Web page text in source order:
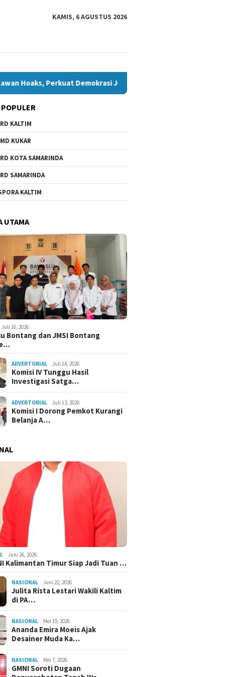
KAMIS, 6 AGUSTUS 2026
Perkuat Demokrasi Jelang Pemilu 2029
KALTIM
KUKAR
KOTA SAMARINDA
SAMARINDA
KALTIM
UTAMA
Juli 16, 2026
Bontang dan JMSI Bontang
ADVERTORIAL Juli 14, 2026
Komisi IV Tunggu Hasil
Investigasi Satga…
ADVERTORIAL Juli 13, 2026
Komisi I Dorong Pemkot Kurangi
Belanja A…
Juni 26, 2026
Kalimantan Timur Siap Jadi Tuan …
NASIONAL Juni 22, 2026
Julita Rista Lestari Wakili Kaltim
di PA…
NASIONAL Mei 19, 2026
Ananda Emira Moeis Ajak
Desainer Muda Ka…
NASIONAL Mei 7, 2026
GMNI Soroti Dugaan